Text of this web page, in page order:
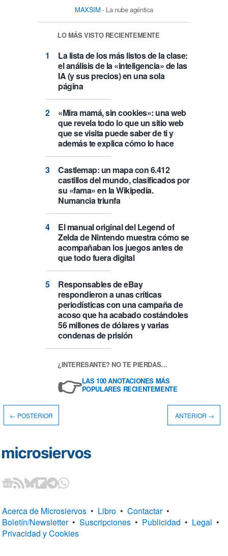
MAXSIM - La nube agéntica
LO MÁS VISTO RECIENTEMENTE
La lista de los más listos de la clase:
el análisis de la «inteligencia» de las
IA (y sus precios) en una sola
página
«Mira mamá, sin cookies»: una web
que revela todo lo que un sitio web
que se visita puede saber de ti y
además te explica cómo lo hace
Castlemap: un mapa con 6.412
castillos del mundo, clasificados por
su «fama» en la Wikipedia.
Numancia triunfa
El manual original del Legend of
Zelda de Nintendo muestra cómo se
acompañaban los juegos antes de
que todo fuera digital
Responsables de eBay
respondieron a unas críticas
periodísticas con una campaña de
acoso que ha acabado costándoles
56 millones de dólares y varias
condenas de prisión
¿INTERESANTE? NO TE PIERDAS…
👉LAS 100 ANOTACIONES MÁS
POPULARES RECIENTEMENTE
← POSTERIOR ANTERIOR →
Acerca de Microsiervos • Libro • Contactar •
Boletín/Newsletter • Suscripciones • Publicidad • Legal •
Privacidad y Cookies